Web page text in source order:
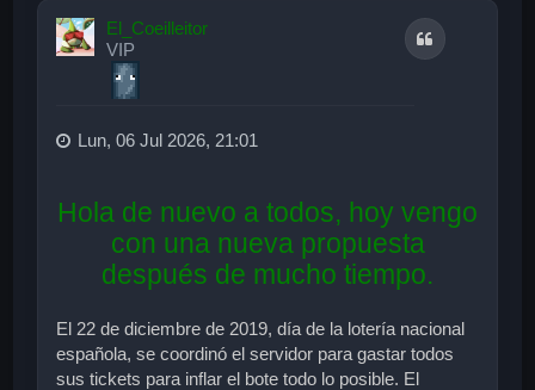
El_Coeilleitor
VIP
Citar
Lun, 06 Jul 2026, 21:01
Hola de nuevo a todos, hoy vengo
con una nueva propuesta
después de mucho tiempo.
El 22 de diciembre de 2019, día de la lotería nacional
española, se coordinó el servidor para gastar todos
sus tickets para inflar el bote todo lo posible. El